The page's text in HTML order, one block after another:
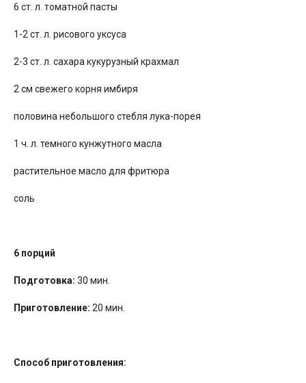
6 ст. л. томатной пасты
1-2 ст. л. рисового уксуса
2-3 ст. л. сахара кукурузный крахмал
2 см свежего корня имбиря
половина небольшого стебля лука-порея
1 ч. л. темного кунжутного масла
растительное масло для фритюра
соль
6 порций
Подготовка: 30 мин.
Приготовление: 20 мин.
Способ приготовления: